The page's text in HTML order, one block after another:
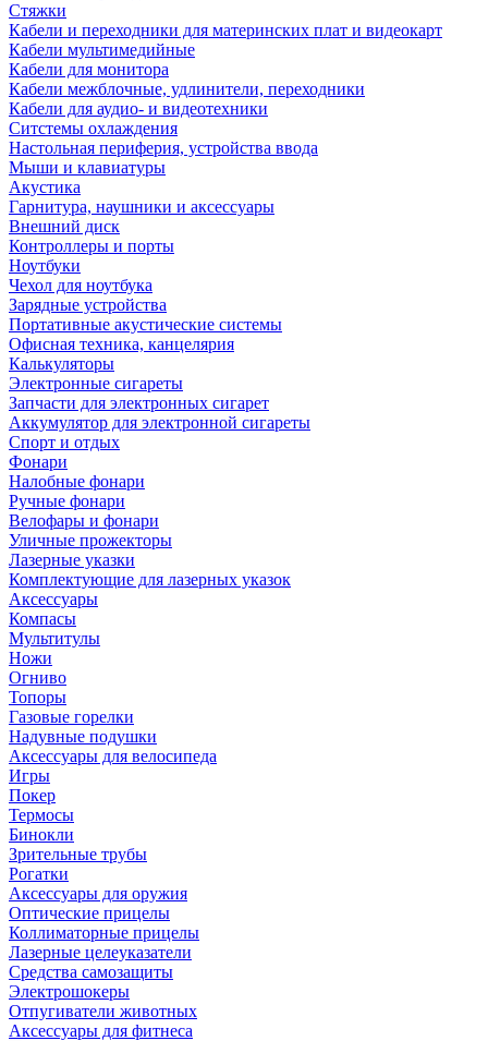
Стяжки
Кабели и переходники для материнских плат и видеокарт
Кабели мультимедийные
Кабели для монитора
Кабели межблочные, удлинители, переходники
Кабели для аудио- и видеотехники
Ситстемы охлаждения
Настольная периферия, устройства ввода
Мыши и клавиатуры
Акустика
Гарнитура, наушники и аксессуары
Внешний диск
Контроллеры и порты
Ноутбуки
Чехол для ноутбука
Зарядные устройства
Портативные акустические системы
Офисная техника, канцелярия
Калькуляторы
Электронные сигареты
Запчасти для электронных сигарет
Аккумулятор для электронной сигареты
Спорт и отдых
Фонари
Налобные фонари
Ручные фонари
Велофары и фонари
Уличные прожекторы
Лазерные указки
Комплектующие для лазерных указок
Аксессуары
Компасы
Мультитулы
Ножи
Огниво
Топоры
Газовые горелки
Надувные подушки
Аксессуары для велосипеда
Игры
Покер
Термосы
Бинокли
Зрительные трубы
Рогатки
Аксессуары для оружия
Оптические прицелы
Коллиматорные прицелы
Лазерные целеуказатели
Средства самозащиты
Электрошокеры
Отпугиватели животных
Аксессуары для фитнеса